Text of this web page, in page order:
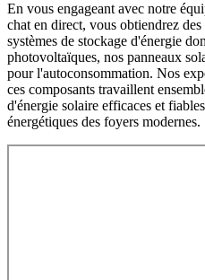
En vous engageant avec notre
chat en direct, vous obtiendrez
systèmes de stockage d'énergie
photovoltaïques, nos panneaux
pour l'autoconsommation. Nos
ces composants travaillent
d'énergie solaire efficaces et
énergétiques des foyers modernes.